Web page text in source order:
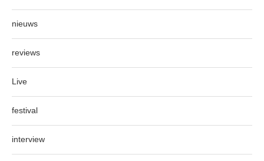
nieuws
reviews
Live
festival
interview